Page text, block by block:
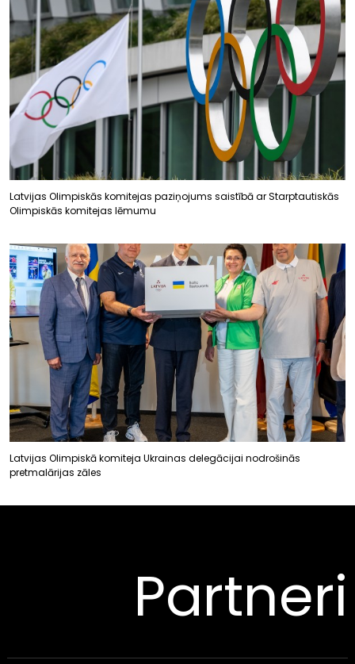
Latvijas Olimpiskās komitejas paziņojums saistībā ar Starptautiskās
Olimpiskās komitejas lēmumu
Latvijas Olimpiskā komiteja Ukrainas delegācijai nodrošinās
pretmalārijas zāles
Partneri